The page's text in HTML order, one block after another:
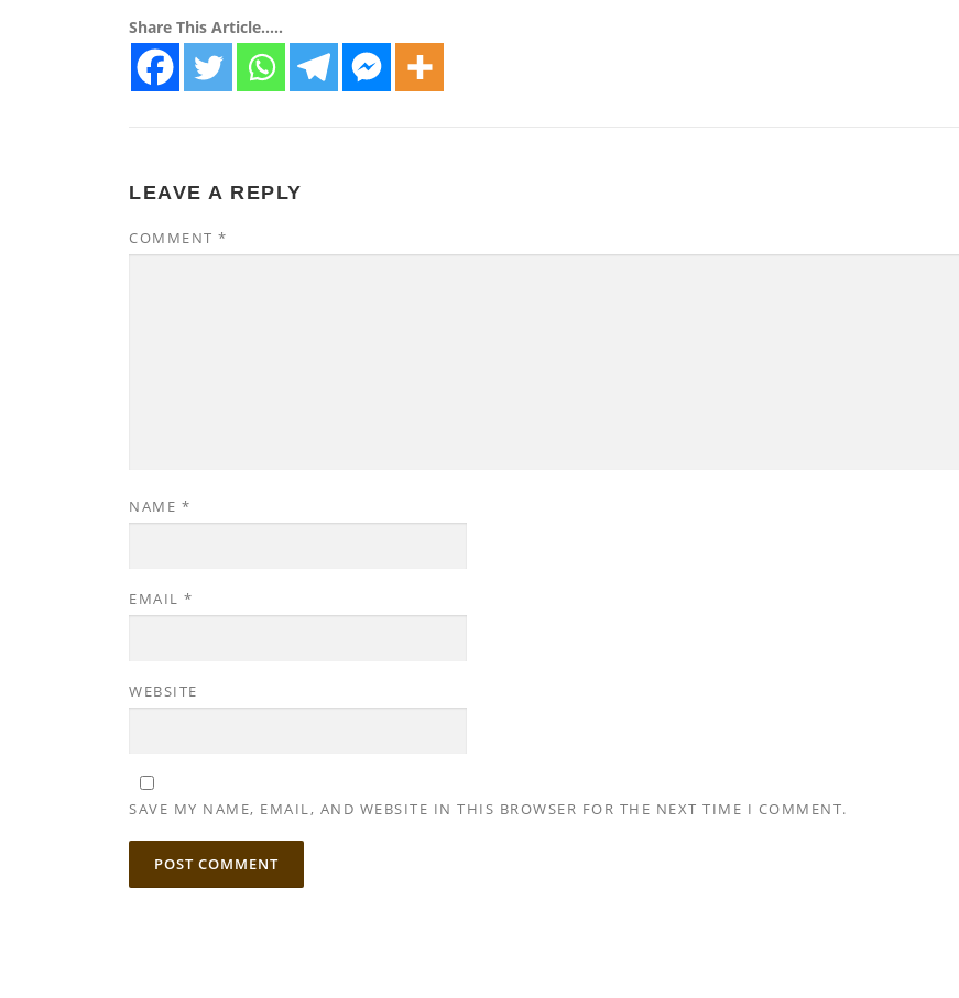
Share This Article.....
LEAVE A REPLY
COMMENT *
NAME *
EMAIL *
WEBSITE
SAVE MY NAME, EMAIL, AND WEBSITE IN THIS BROWSER FOR THE NEXT TIME I COMMENT.